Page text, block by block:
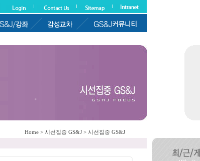
Home > 시선집중 GS&J > 시선집중 GS&J